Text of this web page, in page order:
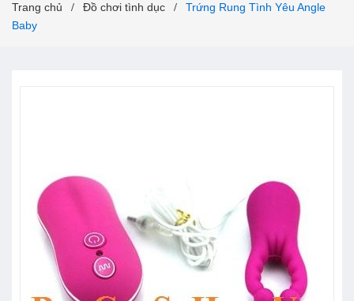
Trang chủ / Đồ chơi tình dục /
Trứng Rung Tình Yêu Angle
Baby